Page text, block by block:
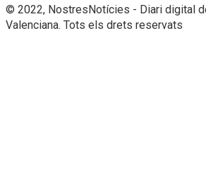
© 2022, NostresNotícies - Diari digital
Valenciana. Tots els drets reservats